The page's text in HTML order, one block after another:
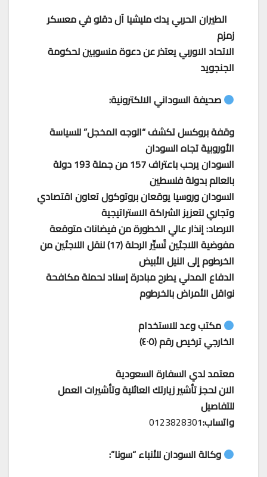
الطيران الحربي يدك مليشيا آل دقلو في معسكر
زمزم
الاتحاد الاوربي يعتذر عن دعوة منسوبين لحكومة
الجنجويد
صحيفة السوداني الالكترونية:
وقفة بروكسل تكشف “الوجه المخجل” للسياسة
الأوروبية تجاه السودان
السودان يرحب باعتراف 157 من جملة 193 دولة
بالعالم بدولة فلسطين
السودان وروسيا يوقعان بروتوكول تعاون اقتصادي
وتجاري لتعزيز الشراكة الاستراتيجية
الارصاد: إنذار عالي الخطورة من فيضانات متوقعة
مفوضية اللاجئين تُسيِّر الرحلة (17) لنقل اللاجئين من
الخرطوم إلى النيل الأبيض
الدفاع المدني يطرح مبادرة إسناد لحملة مكافحة
نواقل الأمراض بالخرطوم
مكتب وعد للاستخدام
الخارجي ترخيص رقم (٤٠٥)
معتمد لدي السفارة السعودية
الان لحجز تأشير زيارتك العائلية وتأشيرات العمل
للتفاصيل
واتساب:0123828301
وكالة السودان للأنباء “سونا”: